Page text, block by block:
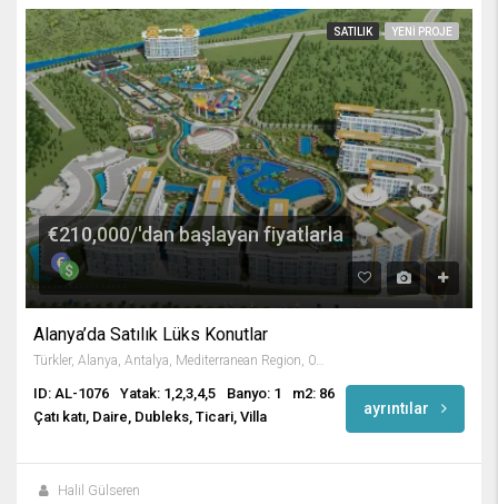
SATILIK YENI PROJE
€210,000/'dan başlayan fiyatlarla
Alanya’da Satılık Lüks Konutlar
Türkler, Alanya, Antalya, Mediterranean Region, 07410, Turkey
ID: AL-1076 Yatak: 1,2,3,4,5 Banyo: 1
m2: 86
Çatı katı, Daire, Dubleks, Ticari, Villa
ayrıntılar
Halil Gülseren